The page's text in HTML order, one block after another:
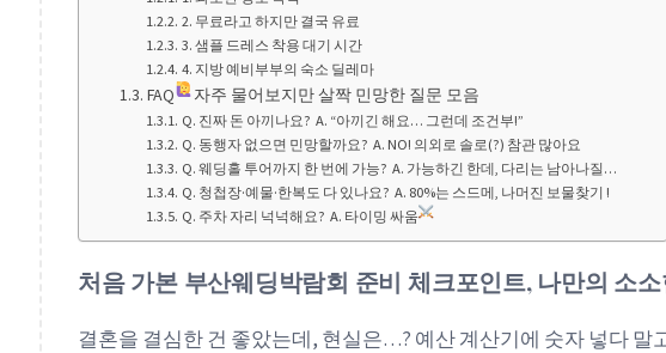
2. 무료라고 하지만 결국 유료
3. 샘플 드레스 착용 대기 시간
4. 지방 예비부부의 숙소 딜레마
FAQ 자주 물어보지만 살짝 민망한 질문 모음
Q. 진짜 돈 아끼나요? A. “아끼긴 해요… 그런데 조건부!”
Q. 동행자 없으면 민망할까요? A. NO! 의외로 솔로(?) 참관 많아요
Q. 웨딩홀 투어까지 한 번에 가능? A. 가능하긴 한데, 다리는 남아나질…
Q. 청첩장·예물·한복도 다 있나요? A. 80%는 스드메, 나머진 보물찾기 !
Q. 주차 자리 넉넉해요? A. 타이밍 싸움
처음 가본 부산웨딩박람회 준비 체크포인트, 나만의 소
결혼을 결심한 건 좋았는데, 현실은…? 예산 계산기에 숫자 넣다 말